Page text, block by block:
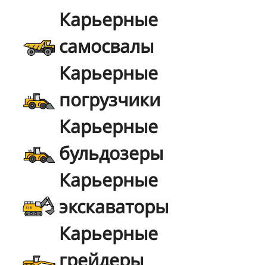
Карьерные
самосвалы
Карьерные
погрузчики
Карьерные
бульдозеры
Карьерные
экскаваторы
Карьерные
грейдеры